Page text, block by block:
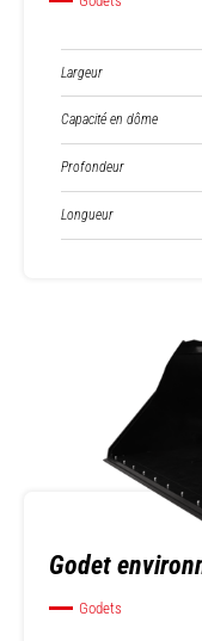
Largeur
Capacité en dôme
Profondeur
Longueur
Godet
Godets